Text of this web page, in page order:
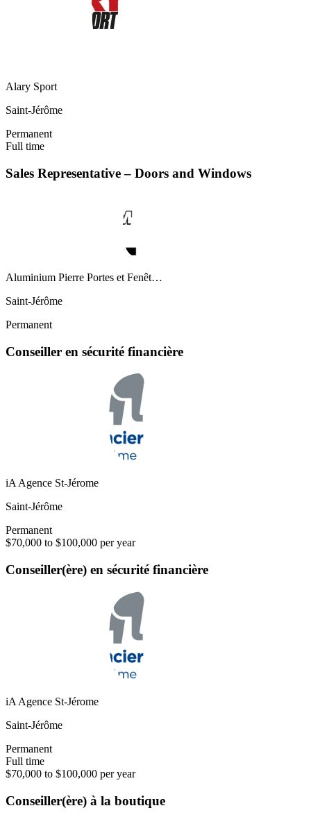
Alary Sport
Saint-Jérôme
Permanent
Full time
Sales Representative – Doors and Windows
Aluminium Pierre Portes et Fenêt…
Saint-Jérôme
Permanent
Conseiller en sécurité financière
iA Agence St-Jérome
Saint-Jérôme
Permanent
$70,000 to $100,000 per year
Conseiller(ère) en sécurité financière
iA Agence St-Jérome
Saint-Jérôme
Permanent
Full time
$70,000 to $100,000 per year
Conseiller(ère) à la boutique